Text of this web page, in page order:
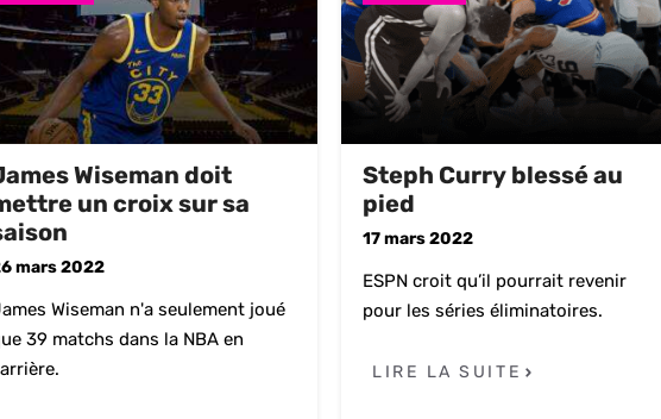
Wiseman doit
un croix sur sa
mars 2022
Wiseman n'a seulement joué
39 matchs dans la NBA en
Steph Curry blessé au
pied
17 mars 2022
ESPN croit qu’il pourrait revenir
pour les séries éliminatoires.
LIRE LA SUITE